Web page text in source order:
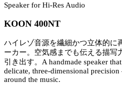
Speaker for Hi-Res Audio
KOON 400NT
ハイレゾ音源を繊細かつ立体的に
ーカー。空気感までも伝える描写
引き出す。 A handmade speaker
delicate, three-dimensional
around the music.